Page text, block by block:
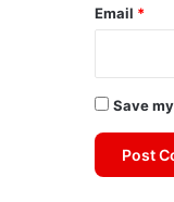
Email *
Save